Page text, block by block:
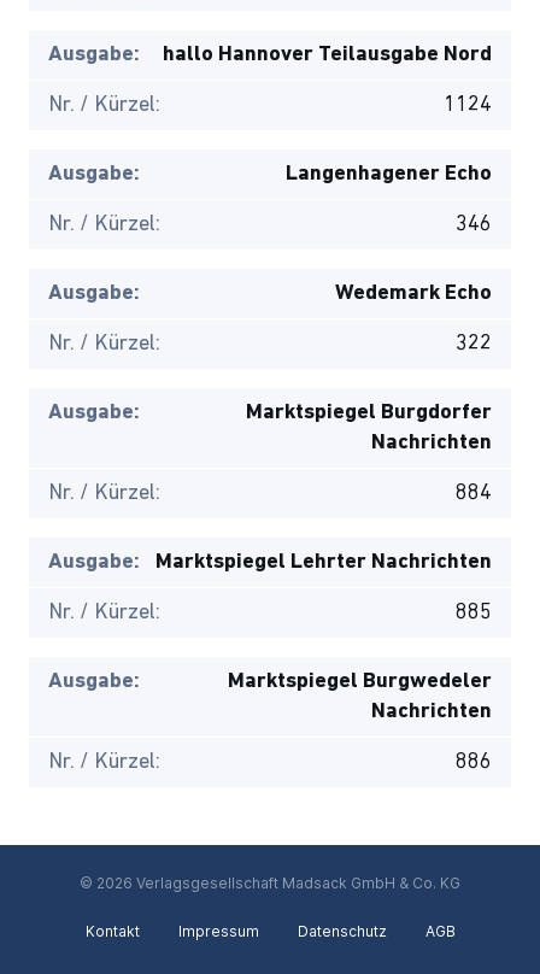
Ausgabe: hallo Hannover Teilausgabe Nord
Nr. / Kürzel: 1124
Ausgabe: Langenhagener Echo
Nr. / Kürzel: 346
Ausgabe: Wedemark Echo
Nr. / Kürzel: 322
Ausgabe:
Marktspiegel Burgdorfer
Nachrichten
Nr. / Kürzel: 884
Ausgabe: Marktspiegel Lehrter Nachrichten
Nr. / Kürzel: 885
Ausgabe:
Marktspiegel Burgwedeler
Nachrichten
Nr. / Kürzel: 886
© 2026 Verlagsgesellschaft Madsack GmbH & Co. KG
Kontakt Impressum Datenschutz AGB